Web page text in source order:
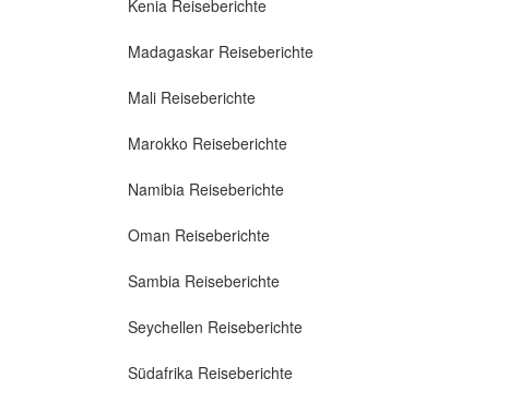
Kenia Reiseberichte
Madagaskar Reiseberichte
Mali Reiseberichte
Marokko Reiseberichte
Namibia Reiseberichte
Oman Reiseberichte
Sambia Reiseberichte
Seychellen Reiseberichte
Südafrika Reiseberichte